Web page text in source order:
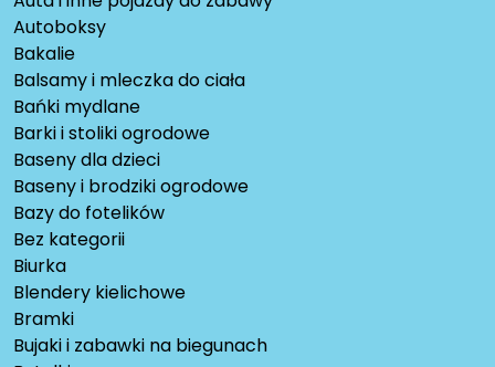
Autoboksy
Bakalie
Balsamy i mleczka do ciała
Bańki mydlane
Barki i stoliki ogrodowe
Baseny dla dzieci
Baseny i brodziki ogrodowe
Bazy do fotelików
Bez kategorii
Biurka
Blendery kielichowe
Bramki
Bujaki i zabawki na biegunach